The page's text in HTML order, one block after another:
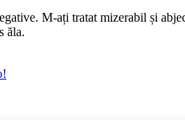
M-ați tratat mizerabil și
ăla.